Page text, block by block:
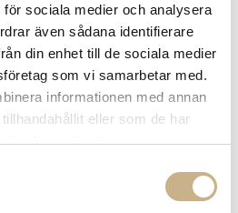
sociala medier och analysera
även sådana identifierare
din enhet till de sociala medier
som vi samarbetar med.
informationen med annan
eller som de har
deras tjänster.
Om varan tillfälligt skulle vara
möbler